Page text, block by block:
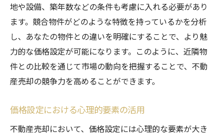
地や設備、築年数などの条件も考慮に入れる必要があり
ます。競合物件がどのような特徴を持っているかを分析
し、あなたの物件との違いを明確にすることで、より魅
力的な価格設定が可能になります。このように、近隣物
件との比較を通じて市場の動向を把握することで、不動
産売却の競争力を高めることができます。
価格設定における心理的要素の活用
不動産売却において、価格設定には心理的な要素が大き